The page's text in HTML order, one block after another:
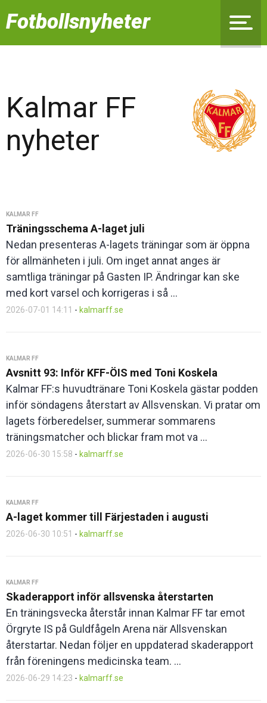
Fotbollsnyheter
Kalmar FF
nyheter
KALMAR FF
Träningsschema A-laget juli
Nedan presenteras A-lagets träningar som är öppna
för allmänheten i juli. Om inget annat anges är
samtliga träningar på Gasten IP. Ändringar kan ske
med kort varsel och korrigeras i så ...
2026-07-01 14:11 - kalmarff.se
KALMAR FF
Avsnitt 93: Inför KFF-ÖIS med Toni Koskela
Kalmar FF:s huvudtränare Toni Koskela gästar podden
inför söndagens återstart av Allsvenskan. Vi pratar om
lagets förberedelser, summerar sommarens
träningsmatcher och blickar fram mot va ...
2026-06-30 15:58 - kalmarff.se
KALMAR FF
A-laget kommer till Färjestaden i augusti
2026-06-30 10:51 - kalmarff.se
KALMAR FF
Skaderapport inför allsvenska återstarten
En träningsvecka återstår innan Kalmar FF tar emot
Örgryte IS på Guldfågeln Arena när Allsvenskan
återstartar. Nedan följer en uppdaterad skaderapport
från föreningens medicinska team. ...
2026-06-29 14:23 - kalmarff.se